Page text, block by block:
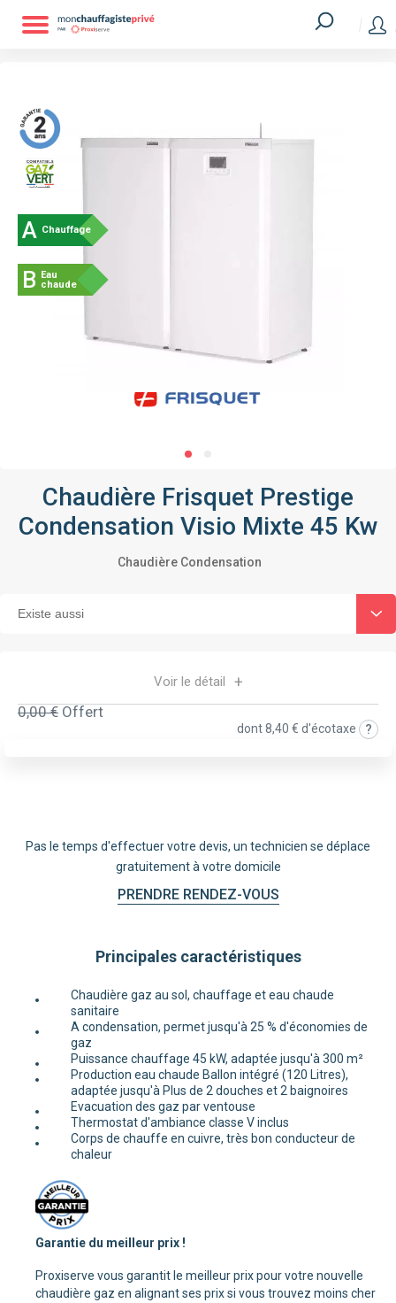
A Chauffage
B Eau
chaude
Chaudière Frisquet Prestige
Condensation Visio Mixte 45 Kw
Chaudière Condensation
Voir le détail
0,00 € Offert
dont8,40 € d'écotaxe
Pas le temps d'effectuer votre devis, un technicien se déplace
gratuitement à votre domicile
PRENDRE RENDEZ-VOUS
Principales caractéristiques
Chaudière gaz au sol, chauffage et eau chaude
sanitaire
A condensation, permet jusqu'à 25 % d'économies de
gaz
Puissance chauffage 45 kW, adaptée jusqu'à 300 m²
Production eau chaude Ballon intégré (120 Litres),
adaptée jusqu'à Plus de 2 douches et 2 baignoires
Evacuation des gaz par ventouse
Thermostat d'ambiance classe V inclus
Corps de chauffe en cuivre, très bon conducteur de
chaleur
Garantie du meilleur prix !
Proxiserve vous garantit le meilleur prix pour votre nouvelle
chaudière gaz en alignant ses prix si vous trouvez moins cher